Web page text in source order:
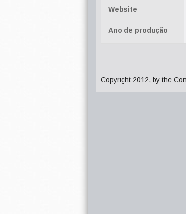
Website
Ano de produção
Copyright 2012, by the